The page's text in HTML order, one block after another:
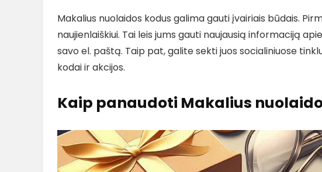
Makalius nuolaidos kodus galima gauti įvairiais būdais.
naujienlaiškiui. Tai leis jums gauti naujausią informaciją
savo el. paštą. Taip pat, galite sekti juos socialiniuose
kodai ir akcijos.
Kaip panaudoti Makalius